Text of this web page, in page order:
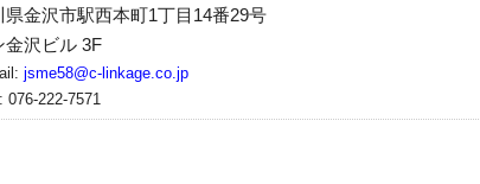
県金沢市駅西本町1丁目14番29号
金沢ビル 3F
jsme58@c-linkage.co.jp
076-222-7571